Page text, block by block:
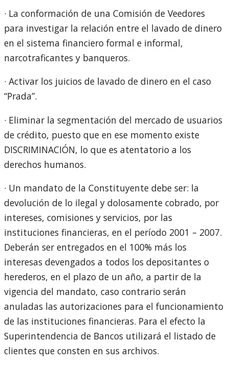
· La conformación de una Comisión de Veedores
para investigar la relación entre el lavado de dinero
en el sistema financiero formal e informal,
narcotraficantes y banqueros.
· Activar los juicios de lavado de dinero en el caso
“Prada”.
· Eliminar la segmentación del mercado de usuarios
de crédito, puesto que en ese momento existe
DISCRIMINACIÓN, lo que es atentatorio a los
derechos humanos.
· Un mandato de la Constituyente debe ser: la
devolución de lo ilegal y dolosamente cobrado, por
intereses, comisiones y servicios, por las
instituciones financieras, en el período 2001 – 2007.
Deberán ser entregados en el 100% más los
interesas devengados a todos los depositantes o
herederos, en el plazo de un año, a partir de la
vigencia del mandato, caso contrario serán
anuladas las autorizaciones para el funcionamiento
de las instituciones financieras. Para el efecto la
Superintendencia de Bancos utilizará el listado de
clientes que consten en sus archivos.